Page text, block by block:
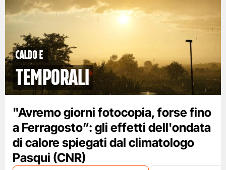
caldo e
temporali
"Avremo giorni fotocopia, forse fino
a Ferragosto”: gli effetti dell'ondata
di calore spiegati dal climatologo
Pasqui (CNR)